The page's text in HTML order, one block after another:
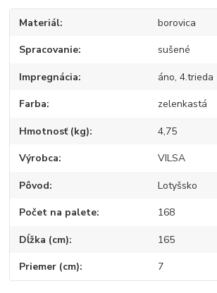
Materiál borovica
Spracovanie sušené
Impregnácia áno, 4.trieda
Farba zelenkastá
Hmotnosť (kg) 4,75
Výrobca VILSA
Pôvod Lotyšsko
Počet na palete 168
Dĺžka (cm) 165
Priemer (cm) 7